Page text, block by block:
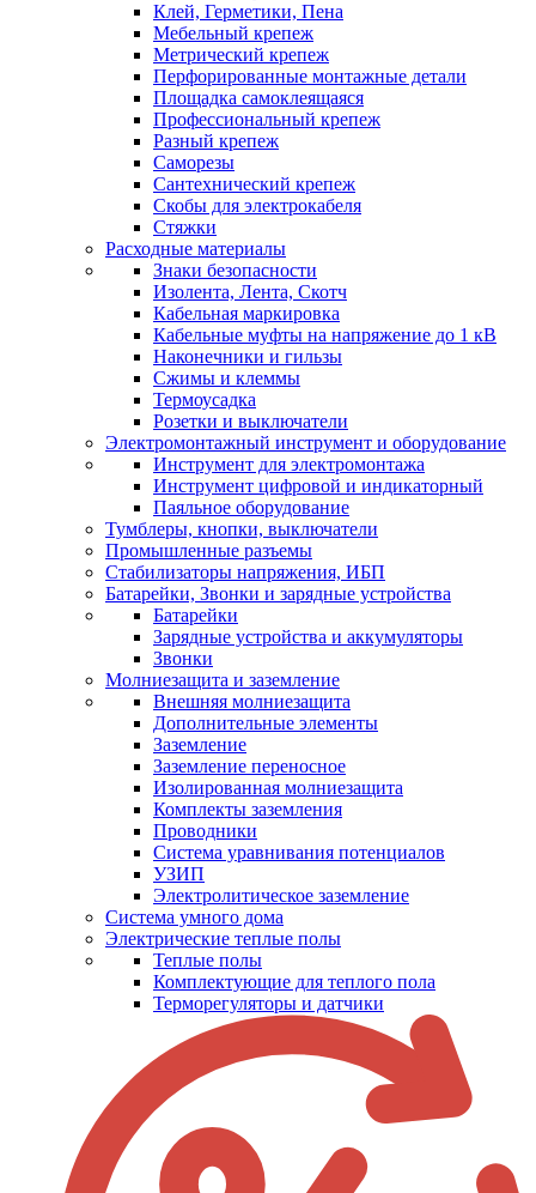
Клей, Герметики, Пена
Мебельный крепеж
Метрический крепеж
Перфорированные монтажные детали
Площадка самоклеящаяся
Профессиональный крепеж
Разный крепеж
Саморезы
Сантехнический крепеж
Скобы для электрокабеля
Стяжки
Расходные материалы
Знаки безопасности
Изолента, Лента, Скотч
Кабельная маркировка
Кабельные муфты на напряжение до 1 кВ
Наконечники и гильзы
Сжимы и клеммы
Термоусадка
Розетки и выключатели
Электромонтажный инструмент и оборудование
Инструмент для электромонтажа
Инструмент цифровой и индикаторный
Паяльное оборудование
Тумблеры, кнопки, выключатели
Промышленные разъемы
Стабилизаторы напряжения, ИБП
Батарейки, Звонки и зарядные устройства
Батарейки
Зарядные устройства и аккумуляторы
Звонки
Молниезащита и заземление
Внешняя молниезащита
Дополнительные элементы
Заземление
Заземление переносное
Изолированная молниезащита
Комплекты заземления
Проводники
Система уравнивания потенциалов
УЗИП
Электролитическое заземление
Система умного дома
Электрические теплые полы
Теплые полы
Комплектующие для теплого пола
Терморегуляторы и датчики